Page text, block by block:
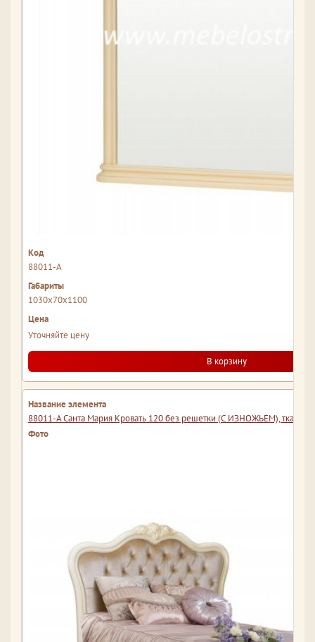
88011-А
1030x70x1100
Уточняйте цену
В корзину
88011-A Санта Мария Кровать 120 без решетки (С ИЗНОЖЬЕМ), ткань